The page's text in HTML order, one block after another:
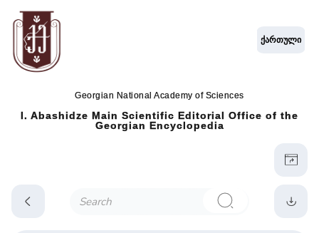
Georgian National Academy of Sciences
I. Abashidze Main Scientific Editorial Office of the
Georgian Encyclopedia
ქართული